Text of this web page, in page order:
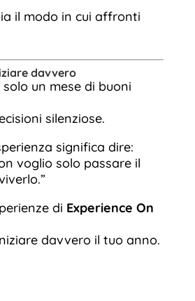
il modo in cui affronti
davvero
un mese di buoni
silenziose.
significa dire:
voglio solo passare il
di Experience On
davvero il tuo anno.